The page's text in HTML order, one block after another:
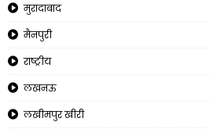
मुरादाबाद
मैनपुरी
राष्ट्रीय
लखनऊ
लखीमपुर खीरी